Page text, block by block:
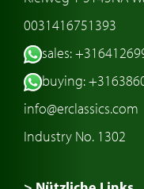
0031416751393
sales:
buying:
info@erclassics.com
Industry No. 1302